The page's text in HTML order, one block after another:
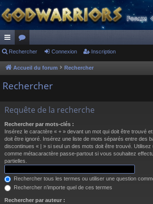
ac
co
ur
s
or
u
m
Rechercher Connexion Inscription
Accueil du forum Rechercher
Rechercher
Requête de la recherche
Rechercher par mots-clés :
Insérez le caractère « + » devant un mot qui doit être trouvé
doit être ignoré. Insérez une liste de mots séparés entre des
discontinues « | » si seul un des mots doit être trouvé. Utilisez
comme métacaractère passe-partout si vous souhaitez
partielles.
Rechercher tous les termes ou utiliser une question
Rechercher n’importe quel de ces termes
Rechercher par auteur :